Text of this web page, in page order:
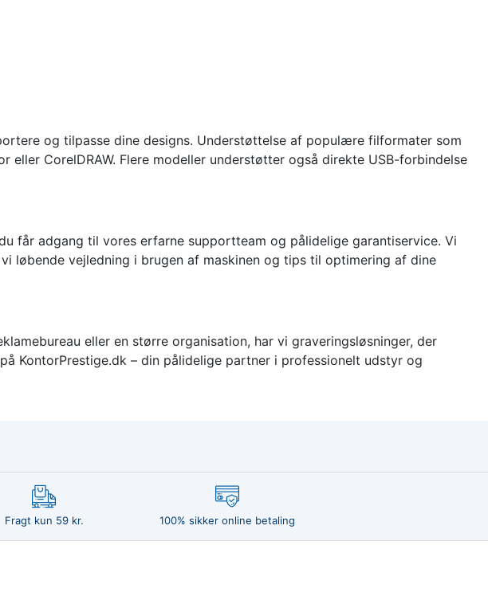
og tilpasse dine designs. Understøttelse af populære filformater som
eller CorelDRAW. Flere modeller understøtter også direkte USB-forbindelse
får adgang til vores erfarne supportteam og pålidelige garantiservice. Vi
vejledning i brugen af maskinen og tips til optimering af dine
eller en større organisation, har vi graveringsløsninger, der
KontorPrestige.dk – din pålidelige partner i professionelt udstyr og
Fragt kun 59 kr. 100% sikker online betaling